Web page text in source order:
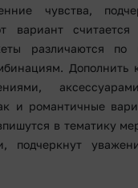
чувства,
вариант
различаются по
Дополнить
и романтичные
в тематику
подчеркнут